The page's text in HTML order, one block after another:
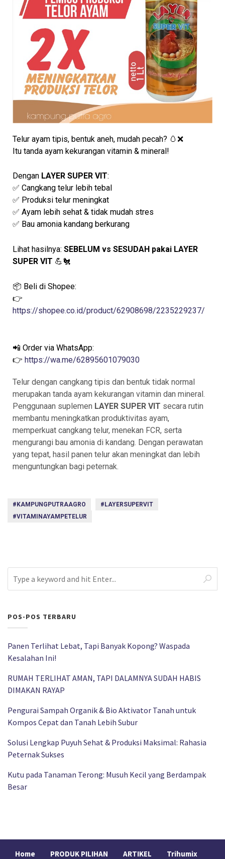
Telur ayam tipis, bentuk aneh, mudah pecah? 🥚❌
Itu tanda ayam kekurangan vitamin & mineral!
Dengan LAYER SUPER VIT:
✅ Cangkang telur lebih tebal
✅ Produksi telur meningkat
✅ Ayam lebih sehat & tidak mudah stres
✅ Bau amonia kandang berkurang
Lihat hasilnya: SEBELUM vs SESUDAH pakai LAYER
SUPER VIT 💪🐔
📦 Beli di Shopee:
👉
https://shopee.co.id/product/62908698/2235229237/
📲 Order via WhatsApp:
👉 https://wa.me/62895601079030
Telur dengan cangkang tipis dan bentuk tidak normal
merupakan tanda ayam kekurangan vitamin dan mineral.
Penggunaan suplemen LAYER SUPER VIT secara rutin
membantu meningkatkan produktivitas ayam,
memperkuat cangkang telur, menekan FCR, serta
mengurangi bau amonia di kandang. Dengan perawatan
yang tepat, hasil panen telur akan meningkat dan lebih
menguntungkan bagi peternak.
#KAMPUNGPUTRAAGRO
#LAYERSUPERVIT
#VITAMINAYAMPETELUR
POS-POS TERBARU
Panen Terlihat Lebat, Tapi Banyak Kopong? Waspada
Kesalahan Ini!
RUMAH TERLIHAT AMAN, TAPI DALAMNYA SUDAH HABIS
DIMAKAN RAYAP
Pengurai Sampah Organik & Bio Aktivator Tanah untuk
Kompos Cepat dan Tanah Lebih Subur
Solusi Lengkap Puyuh Sehat & Produksi Maksimal: Rahasia
Peternak Sukses
Kutu pada Tanaman Terong: Musuh Kecil yang Berdampak
Besar
Home PRODUK PILIHAN ARTIKEL Trihumix